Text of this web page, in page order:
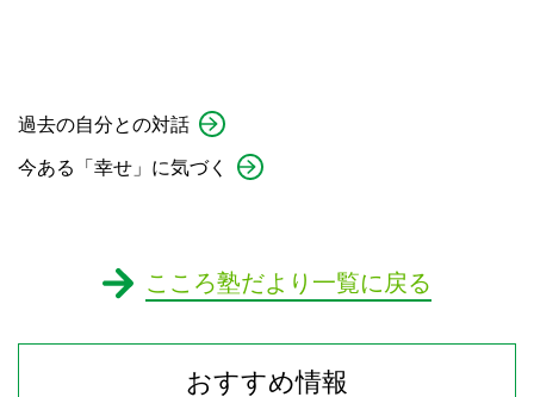
過去の自分との対話
今ある「幸せ」に気づく
こころ塾だより一覧に戻る
おすすめ情報